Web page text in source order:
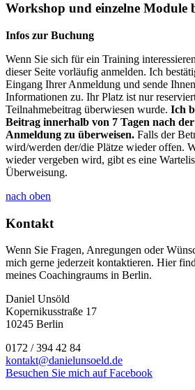
Workshop und einzelne Module
Infos zur Buchung
Wenn Sie sich für ein Training
dieser Seite vorläufig anmelden. Ich
Eingang Ihrer Anmeldung und sende
Informationen zu. Ihr Platz ist nur
Teilnahmebeitrag überwiesen wurde. Ich
Beitrag innerhalb von 7 Tagen nach
Anmeldung zu überweisen. Falls der
wird/werden der/die Plätze wieder offen.
wieder vergeben wird, gibt es eine
Überweisung.
nach oben
Kontakt
Wenn Sie Fragen, Anregungen oder
mich gerne jederzeit kontaktieren. Hier
meines Coachingraums in Berlin.
Daniel Unsöld
Kopernikusstraße 17
10245 Berlin
0172 / 394 42 84
kontakt@danielunsoeld.de
Besuchen Sie mich auf Facebook